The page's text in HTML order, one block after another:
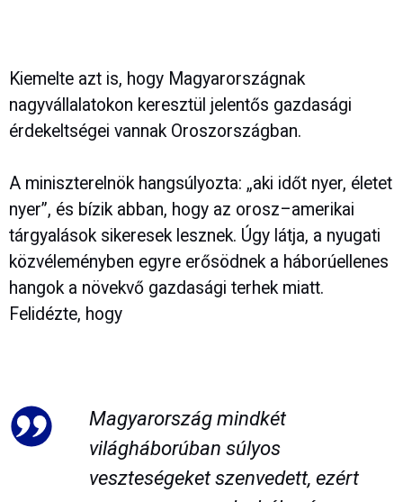
Kiemelte azt is, hogy Magyarországnak
nagyvállalatokon keresztül jelentős gazdasági
érdekeltségei vannak Oroszországban.
A miniszterelnök hangsúlyozta: „aki időt nyer, életet
nyer”, és bízik abban, hogy az orosz–amerikai
tárgyalások sikeresek lesznek. Úgy látja, a nyugati
közvéleményben egyre erősödnek a háborúellenes
hangok a növekvő gazdasági terhek miatt.
Felidézte, hogy
Magyarország mindkét
világháborúban súlyos
veszteségeket szenvedett, ezért